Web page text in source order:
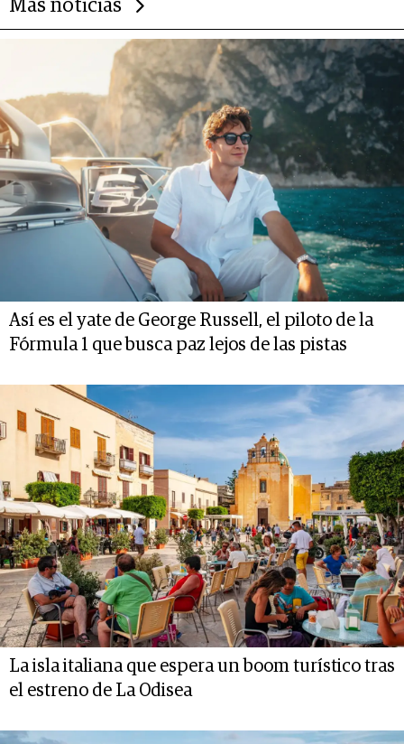
Más noticias
Así es el yate de George Russell, el piloto de la
Fórmula 1 que busca paz lejos de las pistas
La isla italiana que espera un boom turístico tras
el estreno de La Odisea